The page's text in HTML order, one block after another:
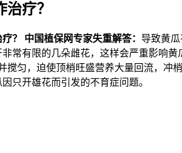
疗？
？ 中国植保网专家失重解答： 导致黄
常有限的几朵雌花，这样会严重影响黄
搅匀，迫使顶梢旺盛营养大量回流，
只开雄花而引发的不育症问题。